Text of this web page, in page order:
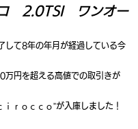
2.0TSI ワンオー
して8年の年月が経過している今
万円を超える高値での取引きが
ｒｏｃｃｏ”が入庫しました！